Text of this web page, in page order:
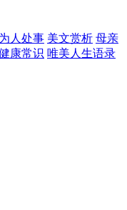
为人处事 美文赏析 母亲
康常识 唯美人生语录